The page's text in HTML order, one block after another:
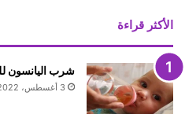
الأكثر قراءة
شرب اليانسون
3 أغسطس، 2022